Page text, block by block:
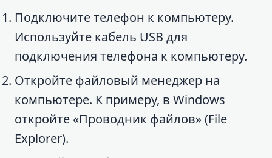
Подключите телефон к компьютеру.
Используйте кабель USB для
подключения телефона к компьютеру.
Откройте файловый менеджер на
компьютере. К примеру, в Windows
откройте «Проводник файлов» (File
Explorer).